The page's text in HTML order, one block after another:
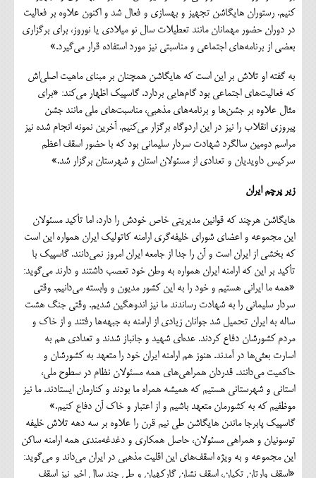
کنیم. رستوران هایگاشن تجهیز و بهسازی و فعال شد و اکنون علاوه بر فعالیت
در دوران حضور مهمانان مانند تعطیلات سال نو میلادی یا نوروز، برای برگزاری
بعضی از برنامه‌های اجتماعی و مناسبتی نیز مورد استفاده قرار می‌گیرد.»
به گفته او تلاش بر این است که هایگاشن همچنان بر مبنای ماهیت اصلی‌اش
که فعالیت‌های اجتماعی بود گام‌هایی بردارد. گاسپیک اظهار می‌کند: «برای
مثال علاوه بر جشن‌ها و برنامه‌های مذهبی، مناسبت‌های ملی مانند جشن
پیروزی انقلاب را نیز در این اردوگاه برگزار می‌کنیم. آخرین نمونه انجام شده نیز
مراسم دومین سالگرد شهادت سردار سلیمانی بود که با حضور اسقف اعظم
سرکیس داویدیان و تعدادی از مسئولان استان و شهرستان برگزار شد.»
زیر پرچم ایران
هایگاشن هرچند که قوانین مدیریتی خاص خودش را دارد، اما تأکید مسئولان
این مجموعه و اعضای شورای خلیفه‌گری ارامنه کاتولیک ایران همواره این است
که بخشی از ایران است و آن را جدا از جامعه ایران امروز نمی‌دانند. گاسپیک با
تأکید بر این که ارامنه ایران همواره به وطن خود تعصب داشتند و دارند می‌گوید:
«همه ما ایرانی هستیم و خود را به این کشور مدیون و وابسته می‌دانیم. وقتی
سردار سلیمانی را به شهادت رساندند ما نیز اندوهگین شدیم. وقتی جنگ هشت
ساله به ایران تحمیل شد جوانان زیادی از ارامنه به جبهه‌ها رفتند و از خاک و
مردم کشورشان دفاع کردند. عده‌ای شهید و جانباز شدند و تعدادی هم به
اسارت بعثی‌ها در آمدند. هنوز هم ارامنه ایران خود را متعهد به کشورشان و
حاکمیت می‌دانند. قدردان همراهی‌های همه مسئولان نظام در سطوح ملی،
استانی و شهرستانی هستیم که همیشه همراه ما بودند و کنارمان ایستادند. ما نیز
موظفیم که به کشورمان متعهد باشیم و از اعتبار و خاک آن دفاع کنیم.»
گاسپیک پابرجا ماندن هایگاشن طی نیم قرن را علاوه بر سه دهه تلاش خلیفه
توسونیان و همراهی مسئولان، حاصل همکاری و دغدغه‌مندی همه ارامنه ساکن
این مجموعه و به ویژه اسقف‌های این اقلیت مذهبی در ایران می‌داند و می‌گوید:
«اسقف وارتان تکیان، اسقف نشان گارکهیان و طی چند سال اخیر نیز اسقف